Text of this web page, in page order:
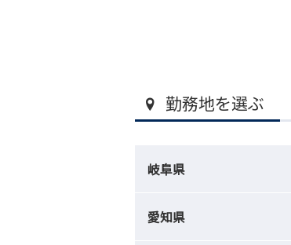
勤務地を選ぶ
岐阜県
愛知県